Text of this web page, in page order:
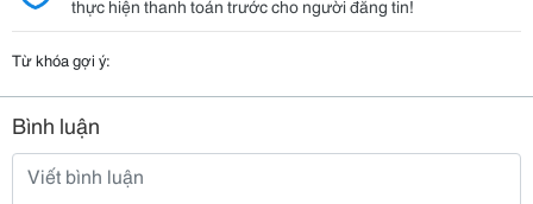
thực hiện thanh toán trước cho người đăng tin!
Từ khóa gợi ý:
Bình luận